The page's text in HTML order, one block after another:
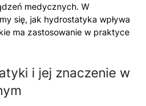
medycznych. W
się, jak hydrostatyka wpływa
ma zastosowanie w praktyce
i jej znaczenie w